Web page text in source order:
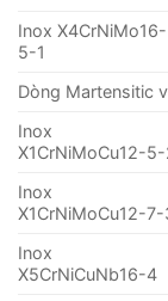
Inox X4CrNiMo16-
5-1
Dòng Martensitic
Inox
X1CrNiMoCu12-
Inox
X1CrNiMoCu12-7-
Inox
X5CrNiCuNb16-4